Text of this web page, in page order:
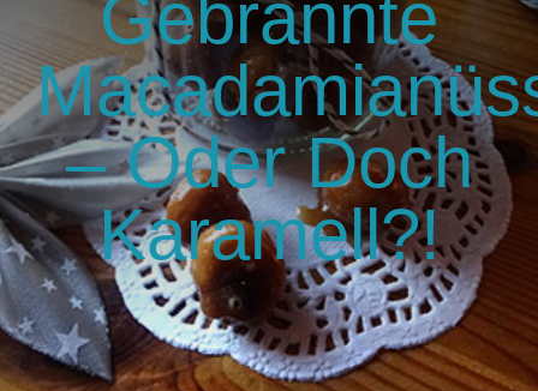
GlücksMond Atelier
Meine Lieblingsblogs
Über mich
Kontakt
Gebrannte
– Oder Doch
Karamell?!